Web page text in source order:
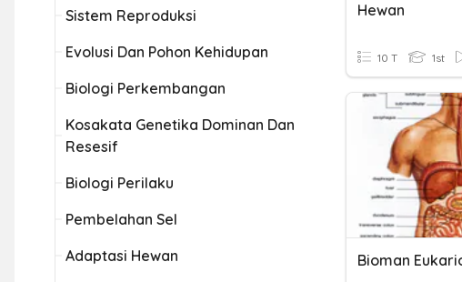
Sistem Reproduksi
Evolusi Dan Pohon Kehidupan
Biologi Perkembangan
Kosakata Genetika Dominan Dan
Resesif
Biologi Perilaku
Pembelahan Sel
Adaptasi Hewan
Hewan
10 T 1st